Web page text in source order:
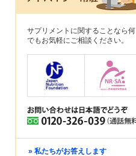
サプリメントに関することなら何
でもお気軽にご相談ください。
» 私たちがお答えします